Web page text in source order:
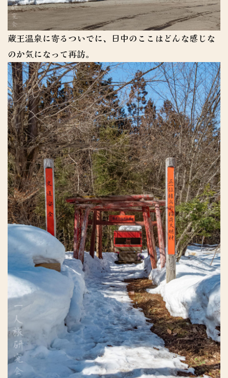
蔵王温泉に寄るついでに、日中のここはどんな感じな
のか気になって再訪。